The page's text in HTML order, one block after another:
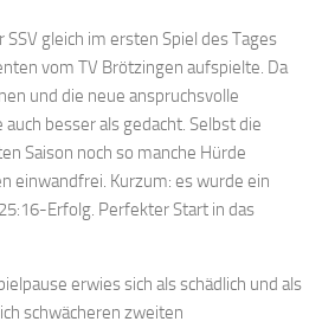
gleich im ersten Spiel des Tages
vom TV Brötzingen aufspielte. Da
und die neue anspruchsvolle
besser als gedacht. Selbst die
Saison noch so manche Hürde
einwandfrei. Kurzum: es wurde ein
Erfolg. Perfekter Start in das
erwies sich als schädlich und als
schwächeren zweiten